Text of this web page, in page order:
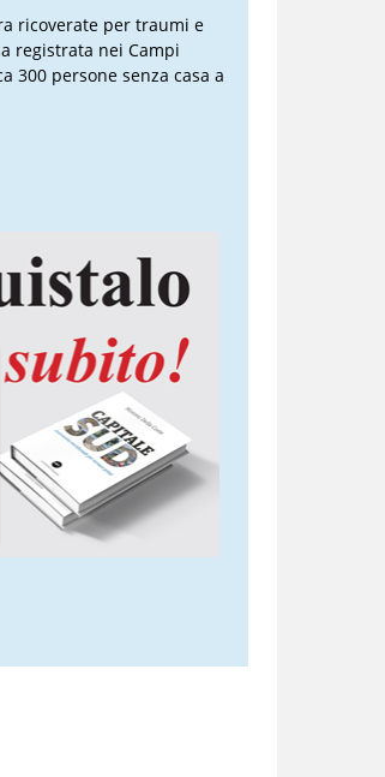
ricoverate per traumi e
registrata nei Campi
300 persone senza casa a